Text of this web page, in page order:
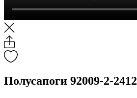
Полусапоги 92009-2-2412